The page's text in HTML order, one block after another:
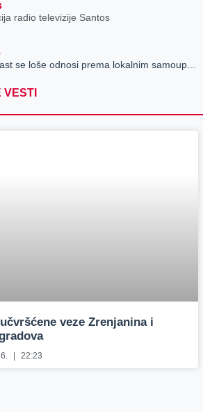
radio televizije Santos
VESTI
veze Zrenjanina i
22:23